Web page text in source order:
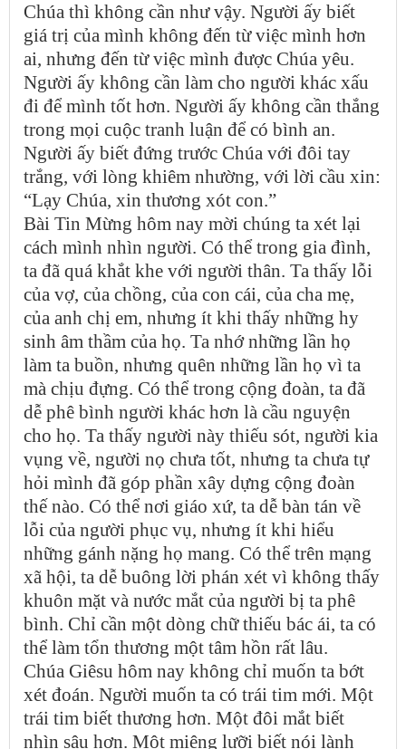
Chúa thì không cần như vậy. Người ấy biết
giá trị của mình không đến từ việc mình hơn
ai, nhưng đến từ việc mình được Chúa yêu.
Người ấy không cần làm cho người khác xấu
đi để mình tốt hơn. Người ấy không cần thắng
trong mọi cuộc tranh luận để có bình an.
Người ấy biết đứng trước Chúa với đôi tay
trắng, với lòng khiêm nhường, với lời cầu xin:
“Lạy Chúa, xin thương xót con.”
Bài Tin Mừng hôm nay mời chúng ta xét lại
cách mình nhìn người. Có thể trong gia đình,
ta đã quá khắt khe với người thân. Ta thấy lỗi
của vợ, của chồng, của con cái, của cha mẹ,
của anh chị em, nhưng ít khi thấy những hy
sinh âm thầm của họ. Ta nhớ những lần họ
làm ta buồn, nhưng quên những lần họ vì ta
mà chịu đựng. Có thể trong cộng đoàn, ta đã
dễ phê bình người khác hơn là cầu nguyện
cho họ. Ta thấy người này thiếu sót, người kia
vụng về, người nọ chưa tốt, nhưng ta chưa tự
hỏi mình đã góp phần xây dựng cộng đoàn
thế nào. Có thể nơi giáo xứ, ta dễ bàn tán về
lỗi của người phục vụ, nhưng ít khi hiểu
những gánh nặng họ mang. Có thể trên mạng
xã hội, ta dễ buông lời phán xét vì không thấy
khuôn mặt và nước mắt của người bị ta phê
bình. Chỉ cần một dòng chữ thiếu bác ái, ta có
thể làm tổn thương một tâm hồn rất lâu.
Chúa Giêsu hôm nay không chỉ muốn ta bớt
xét đoán. Người muốn ta có trái tim mới. Một
trái tim biết thương hơn. Một đôi mắt biết
nhìn sâu hơn. Một miệng lưỡi biết nói lành